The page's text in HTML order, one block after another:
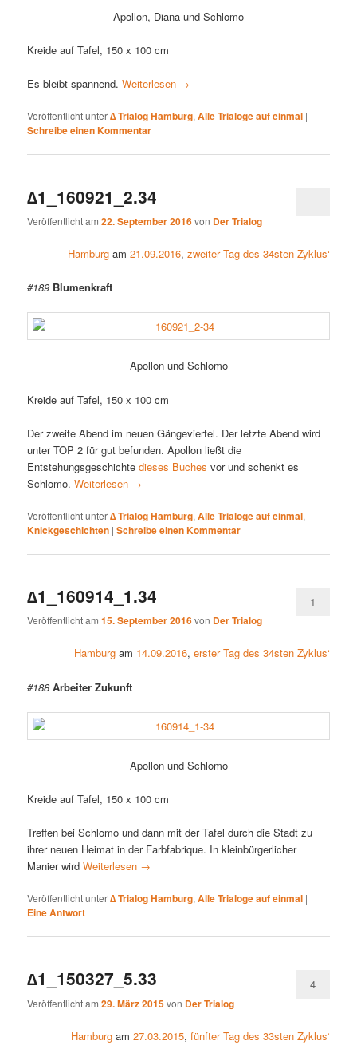
Apollon, Diana und Schlomo
Kreide auf Tafel, 150 x 100 cm
Es bleibt spannend.Weiterlesen →
Veröffentlicht unter∆ Trialog Hamburg,Alle Trialoge auf einmal |
Schreibe einen Kommentar
∆1_160921_2.34
Veröffentlicht am22. September 2016von Der Trialog
Hamburgam 21.09.2016, zweiter Tag des 34sten Zyklus‘
#189 Blumenkraft
Apollon und Schlomo
Kreide auf Tafel, 150 x 100 cm
Der zweite Abend im neuen Gängeviertel. Der letzte Abend wird
unter TOP 2 für gut befunden. Apollon ließt die
Entstehungsgeschichtedieses Buches vor und schenkt es
Schlomo.Weiterlesen →
Veröffentlicht unter∆ Trialog Hamburg,Alle Trialoge auf einmal,
Knickgeschichten |Schreibe einen Kommentar
∆1_160914_1.34
Veröffentlicht am15. September 2016von Der Trialog
1
Hamburgam 14.09.2016, erster Tag des 34sten Zyklus‘
#188 Arbeiter Zukunft
Apollon und Schlomo
Kreide auf Tafel, 150 x 100 cm
Treffen bei Schlomo und dann mit der Tafel durch die Stadt zu
ihrer neuen Heimat in der Farbfabrique. In kleinbürgerlicher
Manier wirdWeiterlesen →
Veröffentlicht unter∆ Trialog Hamburg,Alle Trialoge auf einmal |
EineAntwort
∆1_150327_5.33
Veröffentlicht am29. März 2015von Der Trialog
4
Hamburgam 27.03.2015, fünfter Tag des 33sten Zyklus‘